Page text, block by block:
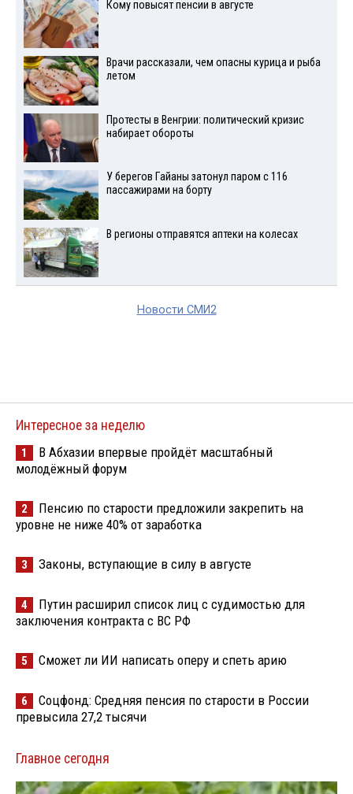
Кому повысят пенсии в августе
Врачи рассказали, чем опасны курица и рыба
летом
Протесты в Венгрии: политический кризис
набирает обороты
У берегов Гайаны затонул паром с 116
пассажирами на борту
В регионы отправятся аптеки на колесах
Новости СМИ2
Интересное за неделю
1
В Абхазии впервые пройдёт масштабный
молодёжный форум
2
Пенсию по старости предложили закрепить на
уровне не ниже 40% от заработка
3 Законы, вступающие в силу в августе
4
Путин расширил список лиц с судимостью для
заключения контракта с ВС РФ
5 Сможет ли ИИ написать оперу и спеть арию
6
Соцфонд: Средняя пенсия по старости в России
превысила 27,2 тысячи
Главное сегодня